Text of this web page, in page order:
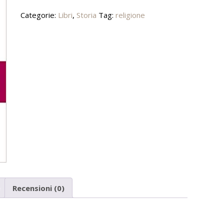
Categorie: Libri, Storia Tag: religione
Recensioni (0)